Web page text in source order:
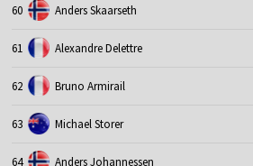
60 Anders Skaarseth
61 Alexandre Delettre
62 Bruno Armirail
63 Michael Storer
64 Anders Johannessen